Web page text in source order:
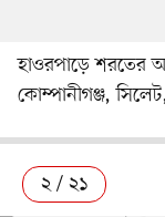
হাওরপাড়ে শরতের
কোম্পানীগঞ্জ,
২ / ২১